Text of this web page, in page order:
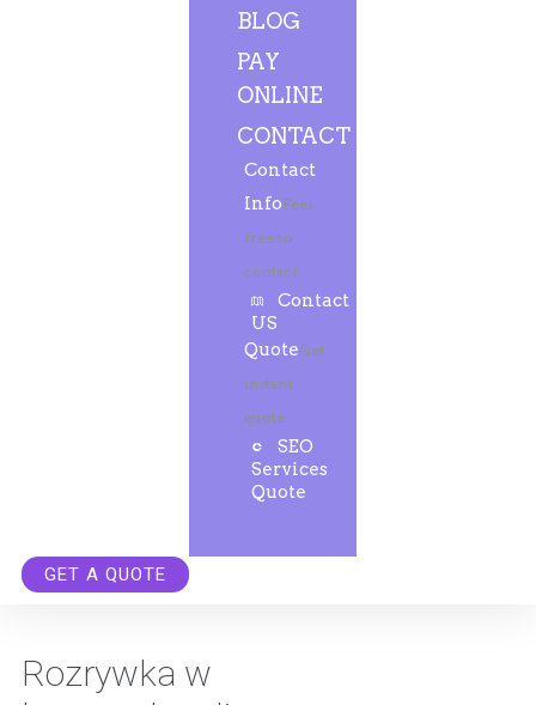
BLOG
PAY
ONLINE
CONTACT
Contact
InfoFeel
free to
contact.
Contact
US
QuoteGet
instant
quote.
SEO
Services
Quote
GET A QUOTE
Rozrywka w